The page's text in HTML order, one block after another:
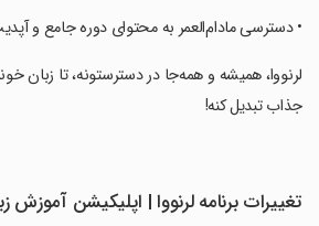
‏• دسترسی مادام‌العمر به محتوای دوره جامع و
‏لرنووا، همیشه و همه‌جا در دسترستونه، تا زبان
جذاب تبدیل کنه!
تغییرات برنامه ‏‏لرنووا | اپلیکیشن